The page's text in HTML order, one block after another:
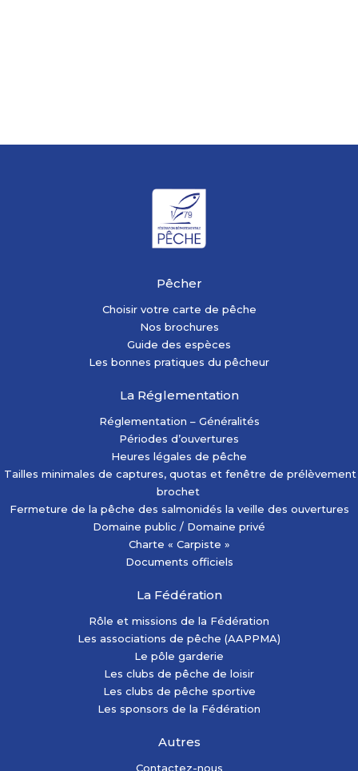
Pêcher
Choisir votre carte de pêche
Nos brochures
Guide des espèces
Les bonnes pratiques du pêcheur
La Réglementation
Réglementation – Généralités
Périodes d’ouvertures
Heures légales de pêche
Tailles minimales de captures, quotas et fenêtre de prélèvement
brochet
Fermeture de la pêche des salmonidés la veille des ouvertures
Domaine public / Domaine privé
Charte « Carpiste »
Documents officiels
La Fédération
Rôle et missions de la Fédération
Les associations de pêche (AAPPMA)
Le pôle garderie
Les clubs de pêche de loisir
Les clubs de pêche sportive
Les sponsors de la Fédération
Autres
Contactez-nous